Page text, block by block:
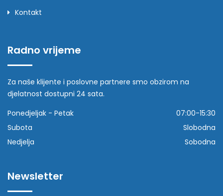
Kontakt
Radno vrijeme
Za naše klijente i poslovne partnere smo obzirom na
djelatnost dostupni 24 sata.
Ponedjeljak - Petak
07:00-15:30
Subota
Slobodna
Nedjelja
Sobodna
Newsletter